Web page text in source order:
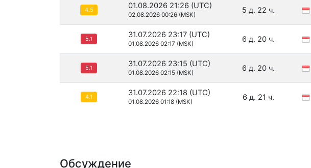
4.5 01.08.2026 21:26 (UTC)
02.08.2026 00:26 (MSK) 5 д. 22 ч.
5.1 31.07.2026 23:17 (UTC)
01.08.2026 02:17 (MSK) 6 д. 20 ч.
5.1 31.07.2026 23:15 (UTC)
01.08.2026 02:15 (MSK) 6 д. 20 ч.
4.1 31.07.2026 22:18 (UTC)
01.08.2026 01:18 (MSK) 6 д. 21 ч.
Обсуждение